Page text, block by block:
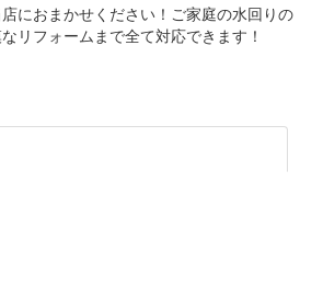
におまかせください！ご家庭の水回りの
リフォームまで全て対応できます！